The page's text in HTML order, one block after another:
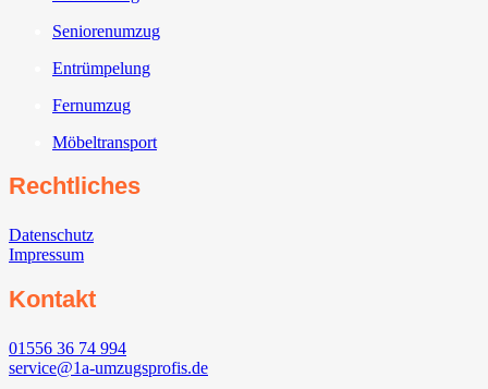
Seniorenumzug
Entrümpelung
Fernumzug
Möbeltransport
Rechtliches
Datenschutz
Impressum
Kontakt
01556 36 74 994
service@1a-umzugsprofis.de